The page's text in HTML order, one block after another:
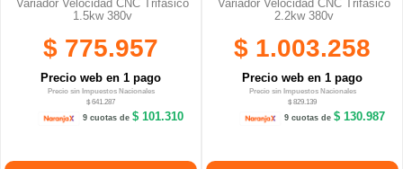
Variador Velocidad CNC Trifásico
1.5kw 380v
$ 775.957
Precio web en 1 pago
Precio sin Impuestos Nacionales
$ 641.287
9 cuotas de $ 101.310
Variador Velocidad CNC Trifásico
2.2kw 380v
$ 1.003.258
Precio web en 1 pago
Precio sin Impuestos Nacionales
$ 829.139
9 cuotas de $ 130.987